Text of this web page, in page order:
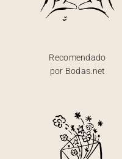
Recomendado
por Bodas.net